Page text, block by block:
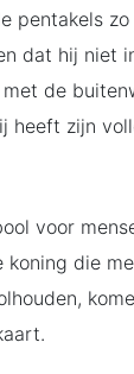
pentakels
dat hij niet
de
heeft zijn
voor
die